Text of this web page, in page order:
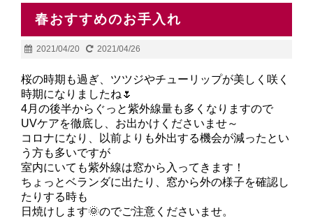
春おすすめのお手入れ
2021/04/20 2021/04/26
桜の時期も過ぎ、ツツジやチューリップが美しく咲く
時期になりましたね🌷
4月の後半からぐっと紫外線量も多くなりますので
UVケアを徹底し、お出かけくださいませ～
コロナになり、以前よりも外出する機会が減ったとい
う方も多いですが
室内にいても紫外線は窓から入ってきます！
ちょっとベランダに出たり、窓から外の様子を確認し
たりする時も
日焼けします🌞のでご注意くださいませ。